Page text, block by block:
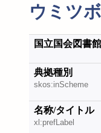
ウミツ
国立国会図書
典拠種別
skos:inScheme
名称/タイトル
xl:prefLabel